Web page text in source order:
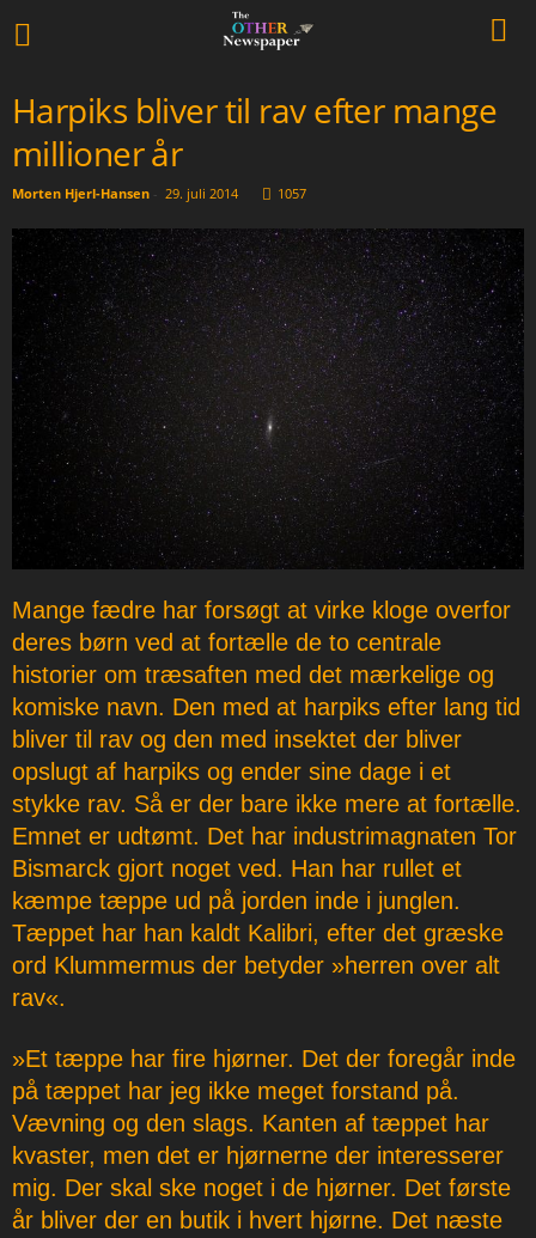
Harpiks bliver til rav efter mange
millioner år
Morten Hjerl-Hansen - 29. juli 2014 1057
Mange fædre har forsøgt at virke kloge overfor
deres børn ved at fortælle de to centrale
historier om træsaften med det mærkelige og
komiske navn. Den med at harpiks efter lang tid
bliver til rav og den med insektet der bliver
opslugt af harpiks og ender sine dage i et
stykke rav. Så er der bare ikke mere at fortælle.
Emnet er udtømt. Det har industrimagnaten Tor
Bismarck gjort noget ved. Han har rullet et
kæmpe tæppe ud på jorden inde i junglen.
Tæppet har han kaldt Kalibri, efter det græske
ord Klummermus der betyder »herren over alt
rav«.
»Et tæppe har fire hjørner. Det der foregår inde
på tæppet har jeg ikke meget forstand på.
Vævning og den slags. Kanten af tæppet har
kvaster, men det er hjørnerne der interesserer
mig. Der skal ske noget i de hjørner. Det første
år bliver der en butik i hvert hjørne. Det næste